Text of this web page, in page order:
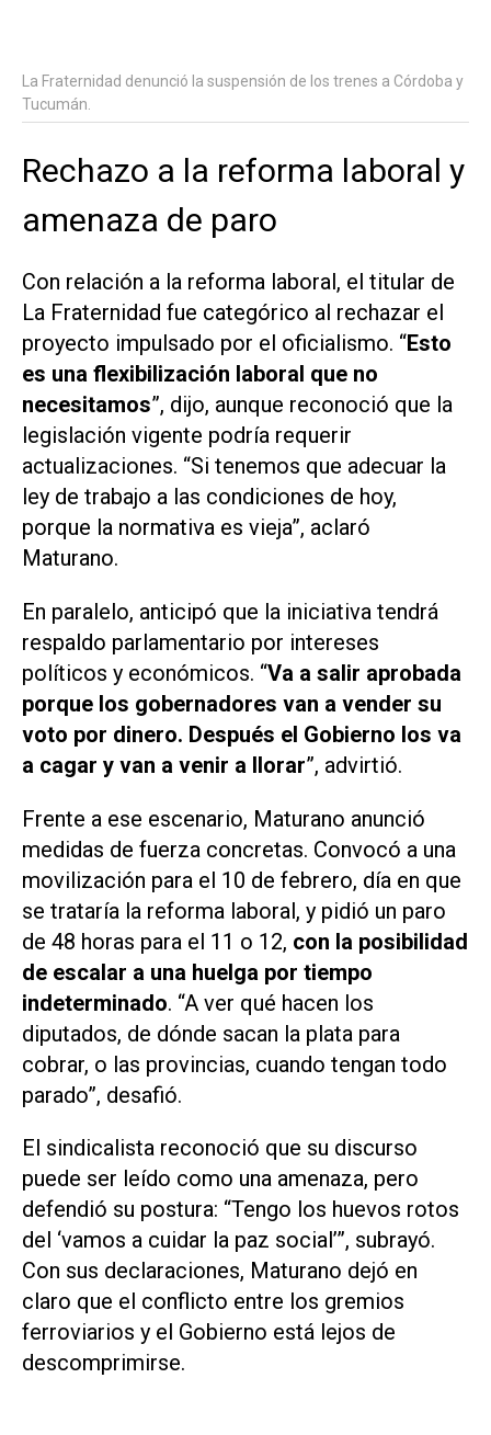
La Fraternidad denunció la suspensión de los trenes a Córdoba y
Tucumán.
Rechazo a la reforma laboral y
amenaza de paro
Con relación a la reforma laboral, el titular de
La Fraternidad fue categórico al rechazar el
proyecto impulsado por el oficialismo. “Esto
es una flexibilización laboral que no
necesitamos”, dijo, aunque reconoció que la
legislación vigente podría requerir
actualizaciones. “Si tenemos que adecuar la
ley de trabajo a las condiciones de hoy,
porque la normativa es vieja”, aclaró
Maturano.
En paralelo, anticipó que la iniciativa tendrá
respaldo parlamentario por intereses
políticos y económicos. “Va a salir aprobada
porque los gobernadores van a vender su
voto por dinero. Después el Gobierno los va
a cagar y van a venir a llorar”, advirtió.
Frente a ese escenario, Maturano anunció
medidas de fuerza concretas. Convocó a una
movilización para el 10 de febrero, día en que
se trataría la reforma laboral, y pidió un paro
de 48 horas para el 11 o 12, con la posibilidad
de escalar a una huelga por tiempo
indeterminado. “A ver qué hacen los
diputados, de dónde sacan la plata para
cobrar, o las provincias, cuando tengan todo
parado”, desafió.
El sindicalista reconoció que su discurso
puede ser leído como una amenaza, pero
defendió su postura: “Tengo los huevos rotos
del ‘vamos a cuidar la paz social’”, subrayó.
Con sus declaraciones, Maturano dejó en
claro que el conflicto entre los gremios
ferroviarios y el Gobierno está lejos de
descomprimirse.